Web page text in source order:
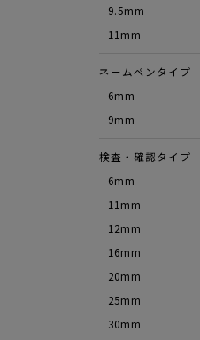
9.5mm
11mm
ネームペンタイプ
6mm
9mm
検査・確認タイプ
6mm
11mm
12mm
16mm
20mm
25mm
30mm